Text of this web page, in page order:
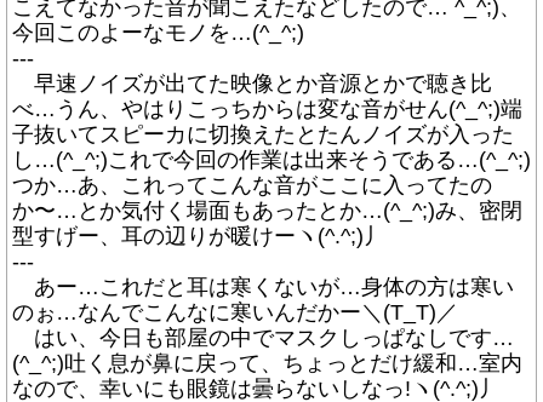
こえてなかった音が聞こえたなどしたので… ^_^;)、
今回このよーなモノを…(^_^;)
---
早速ノイズが出てた映像とか音源とかで聴き比
べ…うん、やはりこっちからは変な音がせん(^_^;)端
子抜いてスピーカに切換えたとたんノイズが入った
し…(^_^;)これで今回の作業は出来そうである…(^_^;)
つか…あ、これってこんな音がここに入ってたの
か〜…とか気付く場面もあったとか…(^_^;)み、密閉
型すげー、耳の辺りが暖けーヽ(^.^;)丿
---
あー…これだと耳は寒くないが…身体の方は寒い
のぉ…なんでこんなに寒いんだかー＼(T_T)／
はい、今日も部屋の中でマスクしっぱなしです…
(^_^;)吐く息が鼻に戻って、ちょっとだけ緩和…室内
なので、幸いにも眼鏡は曇らないしなっ!ヽ(^.^;)丿